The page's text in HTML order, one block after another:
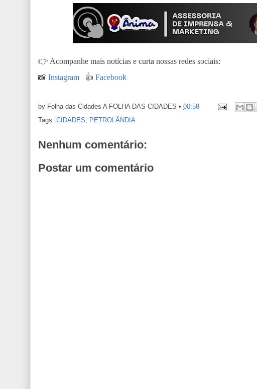
👉 Acompanhe mais notícias e curta nossas redes sociais:
📸 Instagram 👍 Facebook
by Folha das Cidades A FOLHA DAS CIDADES • 00:58
Tags: CIDADES, PETROLÂNDIA
Nenhum comentário:
Postar um comentário